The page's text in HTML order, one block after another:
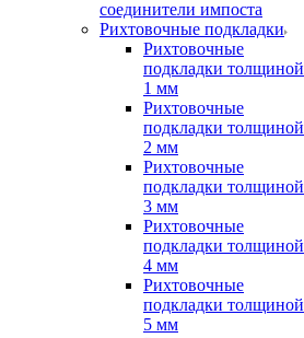
соединители импоста
Рихтовочные подкладки
Рихтовочные
подкладки толщиной
1 мм
Рихтовочные
подкладки толщиной
2 мм
Рихтовочные
подкладки толщиной
3 мм
Рихтовочные
подкладки толщиной
4 мм
Рихтовочные
подкладки толщиной
5 мм